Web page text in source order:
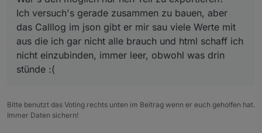
Fritzbox Call View:
Zu viele persönliche Daten drinnen.
Ich versuch's gerade zusammen zu bauen, aber
das Calllog im json gibt er mir sau viele Werte mit
aus die ich gar nicht alle brauch und html schaff ich
nicht einzubinden, immer leer, obwohl was drin
stünde :(
Bitte benutzt das Voting rechts unten im Beitrag wenn er euch geholfen hat.
Immer Daten sichern!